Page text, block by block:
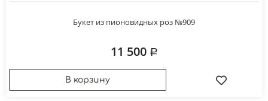
Букет из пионовидных роз №909
11 500